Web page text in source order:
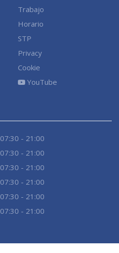
Trabajo
Horario
STP
Privacy
Cookie
YouTube
07:30 - 21:00
07:30 - 21:00
07:30 - 21:00
07:30 - 21:00
07:30 - 21:00
07:30 - 21:00